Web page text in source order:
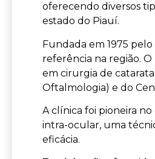
oferecendo diversos
estado do Piauí.
Fundada em 1975
referência na região.
em cirurgia de
Oftalmologia) e do
A clínica foi pioneira
intra-ocular, uma
eficácia.